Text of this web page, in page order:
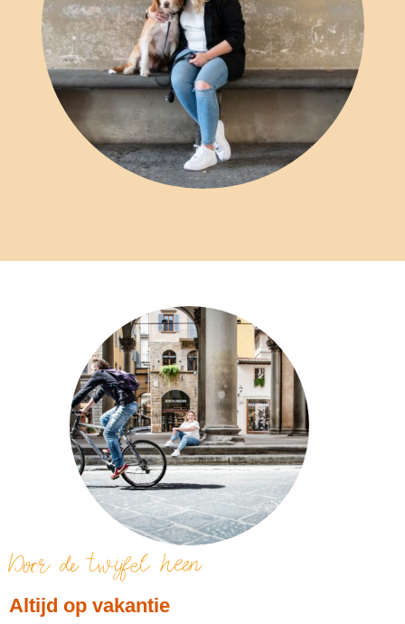
Door de twijfel heen
Altijd op vakantie